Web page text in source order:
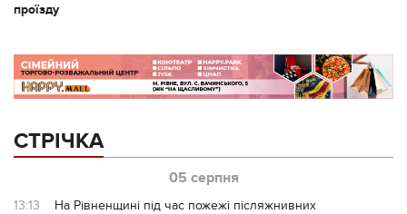
проїзду
СТРІЧКА
05 серпня
13:13
На Рівненщині під час пожежі післяжнивних